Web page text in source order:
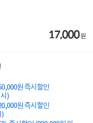
17,000원
원 즉시할인
)
원 즉시할인
)